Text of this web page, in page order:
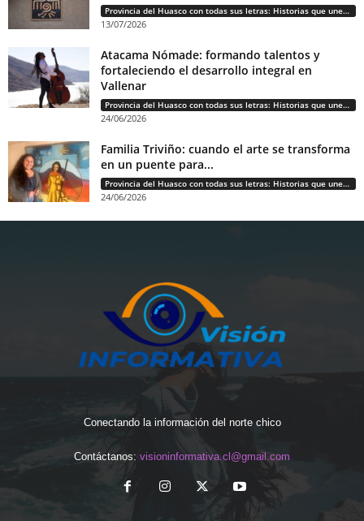
Provincia del Huasco con todas sus letras: Historias que unen cultura, diversidad e identidad
13/07/2026
Atacama Nómade: formando talentos y
fortaleciendo el desarrollo integral en
Vallenar
Provincia del Huasco con todas sus letras: Historias que unen cultura, diversidad e identidad
24/06/2026
Familia Triviño: cuando el arte se transforma
en un puente para...
Provincia del Huasco con todas sus letras: Historias que unen cultura, diversidad e identidad
24/06/2026
Conectando la información del norte chico
Contáctanos: visioninformativa.cl@gmail.com